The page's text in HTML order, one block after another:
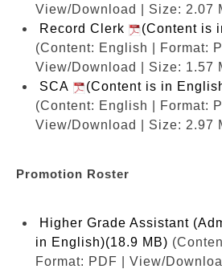
View/Download | Size: 2.07
Record Clerk
(Content is
(Content: English | Format:
View/Download | Size: 1.57
SCA
(Content is in
(Content: English | Format:
View/Download | Size: 2.97
Promotion Roster
Higher Grade Assistant
in English)(18.9 MB)
Format: PDF | View/